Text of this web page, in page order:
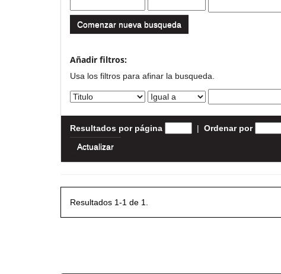
Comenzar nueva busqueda
Añadir filtros:
Usa los filtros para afinar la busqueda.
Resultados por página | Ordenar por
Resultados 1-1 de 1.